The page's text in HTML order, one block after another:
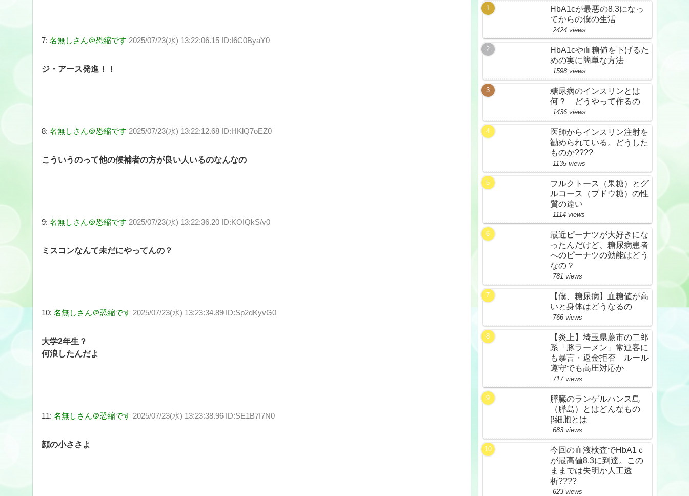
7: 名無しさん＠恐縮です 2025/07/23(水) 13:22:06.15 ID:I6C0ByaY0
ジ・アース発進！！
8: 名無しさん＠恐縮です 2025/07/23(水) 13:22:12.68 ID:HKlQ7oEZ0
こういうのって他の候補者の方が良い人いるのなんなの
9: 名無しさん＠恐縮です 2025/07/23(水) 13:22:36.20 ID:KOIQkS/v0
ミスコンなんて未だにやってんの？
10: 名無しさん＠恐縮です 2025/07/23(水) 13:23:34.89 ID:Sp2dKyvG0
大学2年生？
何浪したんだよ
11: 名無しさん＠恐縮です 2025/07/23(水) 13:23:38.96 ID:SE1B7I7N0
顔の小ささよ
HbA1cが最悪の8.3になっ
てからの僕の生活
2424 views
HbA1cや血糖値を下げるた
めの実に簡単な方法
1598 views
糖尿病のインスリンとは
何？ どうやって作るの
1436 views
医師からインスリン注射を
勧められている。どうした
ものか????
1135 views
フルクトース（果糖）とグ
ルコース（ブドウ糖）の性
質の違い
1114 views
最近ピーナツが大好きにな
ったんだけど、糖尿病患者
へのピーナツの効能はどう
なの？
781 views
【僕、糖尿病】血糖値が高
いと身体はどうなるの
766 views
【炎上】埼玉県蕨市の二郎
系「豚ラーメン」常連客に
も暴言・返金拒否 ルール
遵守でも高圧対応か
717 views
膵臓のランゲルハンス島
（膵島）とはどんなもの
β細胞とは
683 views
今回の血液検査でHbA1ｃ
が最高値8.3に到達。この
ままでは失明か人工透
析????
623 views